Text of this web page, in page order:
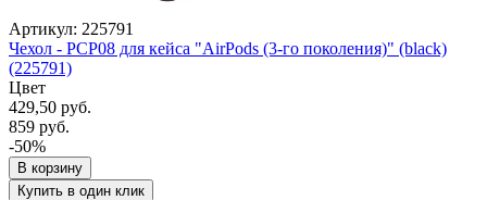
Артикул: 225791
Чехол - PCP08 для кейса "AirPods (3-го поколения)" (black)
(225791)
Цвет
429,50 руб.
859 руб.
-50%
В корзину
Купить в один клик